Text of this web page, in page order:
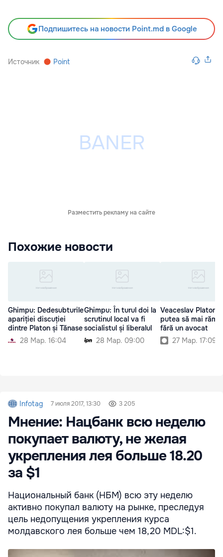
Подпишитесь на новости Point.md в Google
Источник Point
Разместить рекламу на сайте
Похожие новости
Ghimpu: Dedesubturile
apariției discuției
dintre Platon și Tănase
28 Мар. 16:04
Ghimpu: În turul doi la
scrutinul local va fi
socialistul și liberalul
28 Мар. 09:00
Veaceslav Platon
putea să mai
fără un avocat
27 Мар. 17:09
Infotag 7 июля 2017, 13:30 3 205
Мнение: Нацбанк всю неделю
покупает валюту, не желая
укрепления лея больше 18.20
за $1
Национальный банк (НБМ) всю эту неделю
активно покупал валюту на рынке, преследуя
цель недопущения укрепления курса
молдавского лея больше чем 18,20 MDL:$1.